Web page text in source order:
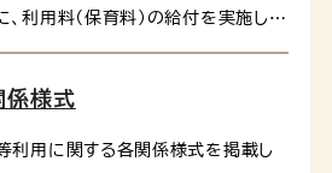
利用料（保育料）の給付を実施して
係様式
利用に関する各関係様式を掲載し